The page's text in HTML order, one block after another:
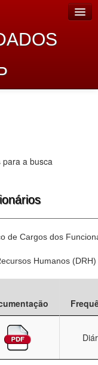
para a busca
de Cargos dos
Humanos (DRH)